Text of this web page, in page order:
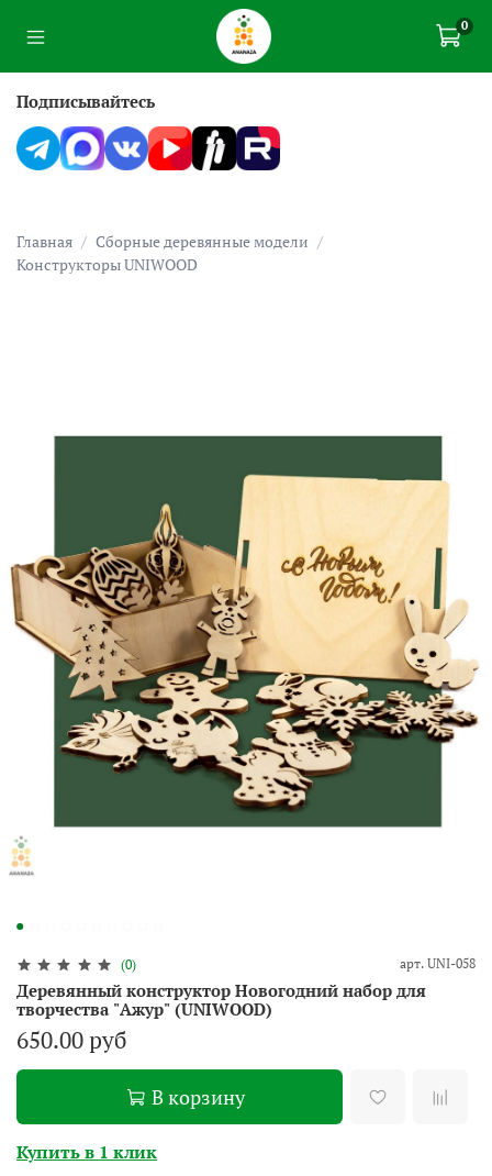
0
Главная
Сборные деревянные модели
Конструкторы UNIWOOD
(0) арт. UNI-058
Деревянный конструктор Новогодний набор для
творчества "Ажур" (UNIWOOD)
650.00 руб
В корзину
Купить в 1 клик
Подписывайтесь